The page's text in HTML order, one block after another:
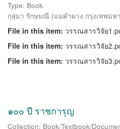
Type: Book
กุสุมา รักษมณี (แม่คำผาง กรุงเทพมห
File in this item: วรรณสารวิจัย
File in this item: วรรณสารวิจัย
File in this item: วรรณสารวิจัย
๑๐๐ ปี ราชการุญ
Collection: Book/Textbook/